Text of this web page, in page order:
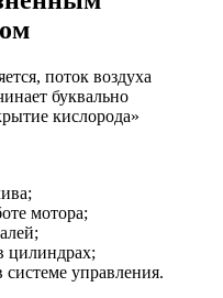
поток воздуха
буквально
кислорода»
мотора;
цилиндрах;
управления.